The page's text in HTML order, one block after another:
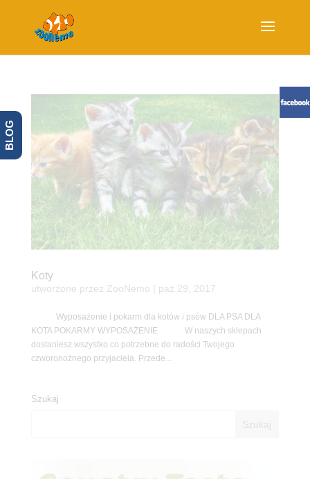
Koty
utworzone przez ZooNemo paź 29, 2017
Wyposażenie i pokarm dla kotów i psów DLA PSA DLA
KOTA POKARMY WYPOSAŻENIE W naszych sklepach
dostaniesz wszystko co potrzebne do radości Twojego
czworonożnego przyjaciela. Przede...
Szukaj
BLOG